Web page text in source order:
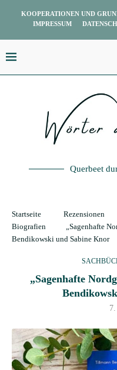
KOOPERATIONEN UND
IMPRESSUM
Querbeet
Startseite Rezensionen
Biografien
„Sagenhafte
Bendikowski und Sabine Knor
„Sagenhafte